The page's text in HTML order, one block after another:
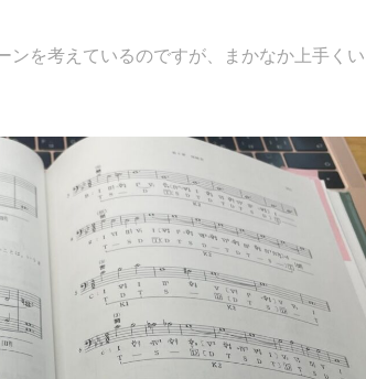
を考えているのですが、まかなか上手く